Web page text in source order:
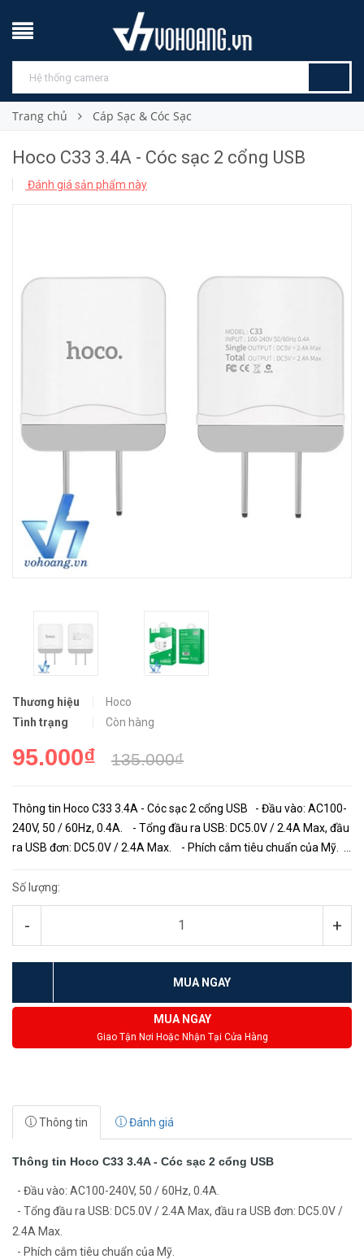
Trang chủ Cáp Sạc & Cóc Sạc
Hoco C33 3.4A - Cóc sạc 2 cổng USB
Đánh giá sản phẩm này
Thương hiệu
Hoco
Tình trạng
Còn hàng
95.000₫ 135.000₫
Thông tin Hoco C33 3.4A - Cóc sạc 2 cổng USB - Đầu vào: AC100-
240V, 50 / 60Hz, 0.4A. - Tổng đầu ra USB: DC5.0V / 2.4A Max, đầu
ra USB đơn: DC5.0V / 2.4A Max. - Phích cắm tiêu chuẩn của Mỹ.
Số lượng:
- +
MUA NGAY
MUA NGAY
Giao Tận Nơi Hoặc Nhận Tại Cửa Hàng
Thông tin Đánh giá
Thông tin Hoco C33 3.4A - Cóc sạc 2 cổng USB
- Đầu vào: AC100-240V, 50 / 60Hz, 0.4A.
- Tổng đầu ra USB: DC5.0V / 2.4A Max, đầu ra USB đơn: DC5.0V /
2.4A Max.
- Phích cắm tiêu chuẩn của Mỹ.